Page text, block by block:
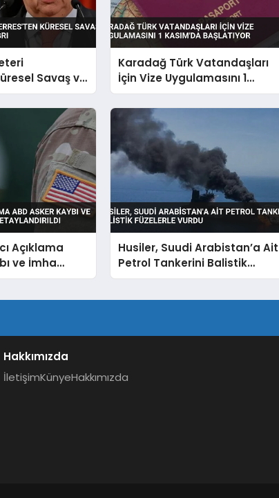
Savaş ve
Çağrı
Karadağ Türk Vatandaşları
İçin Vize Uygulamasını 1
Kasım’da Başlatıyor
Açıklama
ve İmha
Husiler, Suudi Arabistan’a Ait
Petrol Tankerini Balistik
Füzelerle Vurdu
Hakkımızda
İletişimKünyeHakkımızda